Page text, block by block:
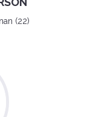
(22)